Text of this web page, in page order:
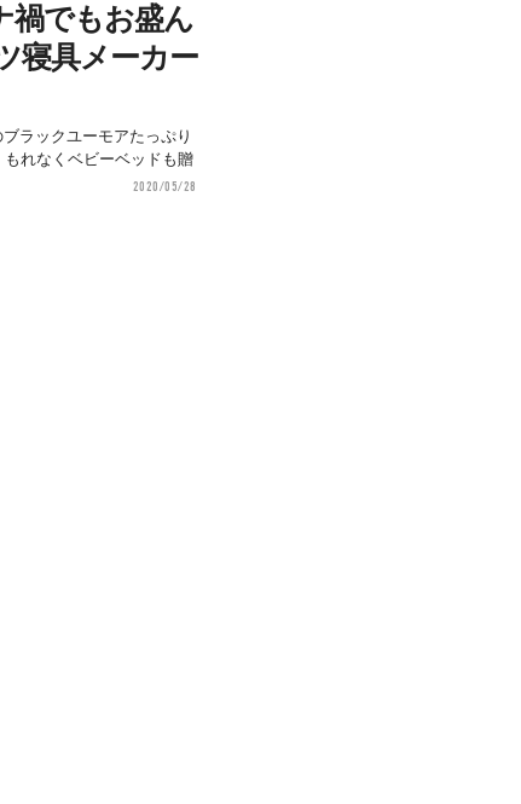
禍でもお盛ん
寝具メーカー
ラックユーモアたっぷり
れなくベビーベッドも贈
2020/05/28